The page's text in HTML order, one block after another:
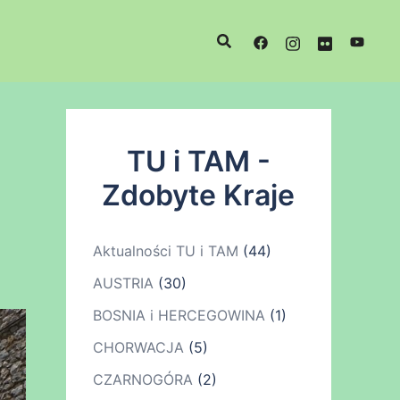
TU i TAM -
Zdobyte Kraje
Aktualności TU i TAM (44)
AUSTRIA(30)
BOSNIA i HERCEGOWINA(1)
CHORWACJA(5)
CZARNOGÓRA(2)